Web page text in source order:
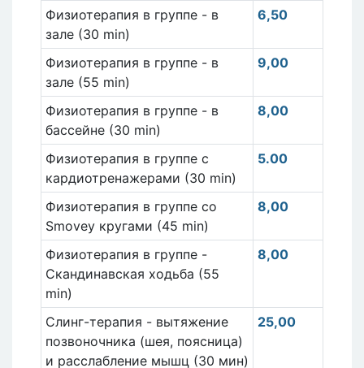
Физиотерапия в группе - в
зале (30 min)
6,50
Физиотерапия в группе - в
зале (55 min)
9,00
Физиотерапия в группе - в
бассейне (30 min)
8,00
Физиотерапия в группе с
кардиотренажерами (30 min)
5.00
Физиотерапия в группе со
Smovey кругами (45 min)
8,00
Физиотерапия в группе -
Скандинавская ходьба (55
min)
8,00
Слинг-терапия - вытяжение
позвоночника (шея, поясница)
и расслабление мышц (30 мин)
25,00